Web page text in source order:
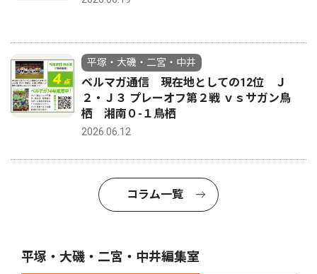
平塚・大磯・二宮・中井
ベルマガ通信 現在地としての12位 Ｊ
２・Ｊ３ プレーオフ第２戦 ｖｓサガン鳥
栖 湘南０-１鳥栖
2026.06.12
コラム一覧
平塚・大磯・二宮・中井編集室